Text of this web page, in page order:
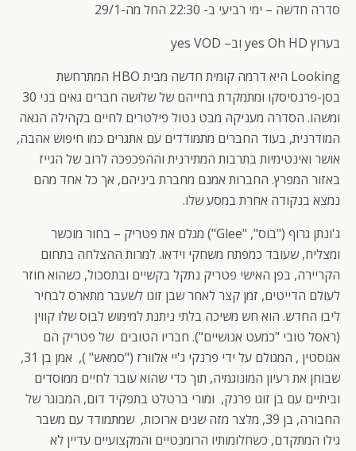
סדרה חדשה – ימי רביעי ב- 22:30 החל מה-29/1
בערוץ yes Oh HD וב– yes VOD
Looking היא דרמה קומית חדשה מבית HBO המתרחשת
בסן-פרנסיסקו ומתמקדת בחייהם של שלושה חברים גאים בני 30
ומשהו. הסדרה מעניקה מבט נטול פילטרים לחיים בקהילה הגאה
המודרנית, בעוד החברים מתמודדים עם אתגרים כמו חיפוש אהבה,
אושר ואינטימיות בתרבות המתירנית וההפכפכה לרוב של הגייז
באזור המפרץ. החברות אמנם מחברת ביניהם, אך כל אחד מהם
נמצא בנקודה אחרת במסע שלו.
ג'ונתן גרוף ("בוס", "Glee") מגלם את פטריק – בחור מוכשר
ומצליח, שעובד כמפתח משחקי וידאו. למרות ההצלחה בתחום
הקריירה, בפן האישי פטריק נתקל בקשיים ובתסכול, כשהוא חוזר
לעולם הדייטים, זמן קצר לאחר שבן זוגו לשעבר מתארס לבחיר
ליבו החדש. הוא חש משיכה בלתי ניתנת למימוש לבוס שלו קווין
(ראסל טובי "כמעט אנושיים"). חבריו הטובים של פטריק הם
אגוסטין , המגולם על ידי פרנקי ג'יי אלוורז ("סמאש" ), אמן בן 31,
שבוחן את רעיון המונוגמיה, תוך כדי שהוא עובר לחיים ממוסדים
וביתיים עם בן זוגו פרנק, ומורי ברטלט בתפקיד דום, המבוגר של
החבורה, בן 39, מלצר מזה שנים ארוכות, שמתמודד עם משבר
גילו המתקדם, כשחלומותיו הרומנטיים והמקצועיים עדיין לא